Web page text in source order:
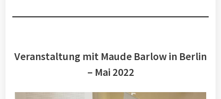
Veranstaltung mit Maude Barlow in Berlin
– Mai 2022